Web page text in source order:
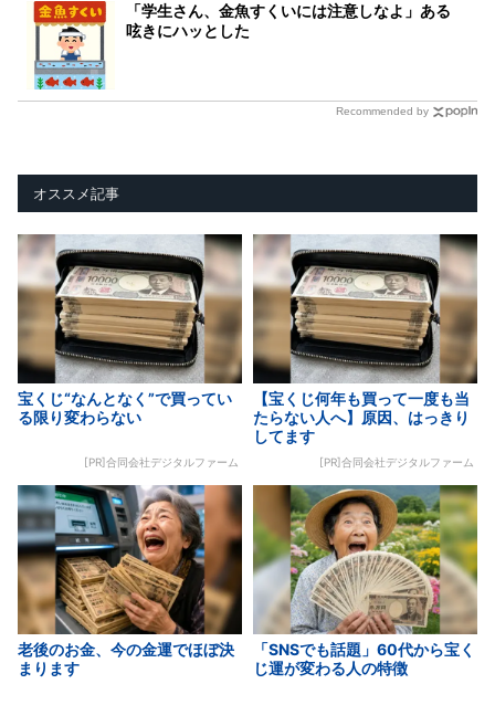
「学生さん、金魚すくいには注意しなよ」ある
呟きにハッとした
Recommended by
オススメ記事
宝くじ“なんとなく”で買ってい
る限り変わらない
[PR]合同会社デジタルファーム
【宝くじ何年も買って一度も当
たらない人へ】原因、はっきり
してます
[PR]合同会社デジタルファーム
老後のお金、今の金運でほぼ決
まります
「SNSでも話題」60代から宝く
じ運が変わる人の特徴